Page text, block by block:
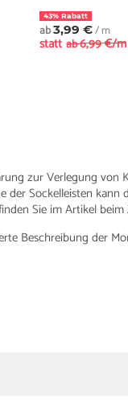
43% Rabatt
ab3,99 €/ m
statt ab6,99 €/m
zur Verlegung von
Sockelleisten
Sie im Artikel beim
Beschreibung der